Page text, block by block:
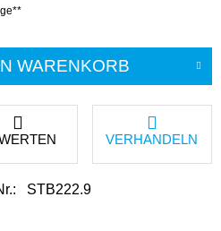
WARENKORB
VERHANDELN
STB222.9